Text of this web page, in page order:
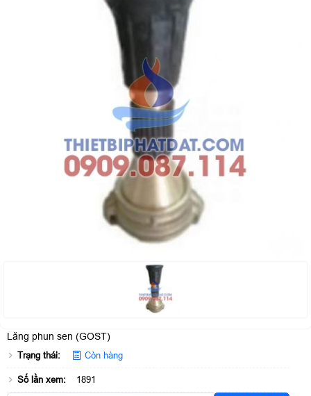
Lăng phun sen (GOST)
Trạng thái: Còn hàng
Số lần xem: 1891